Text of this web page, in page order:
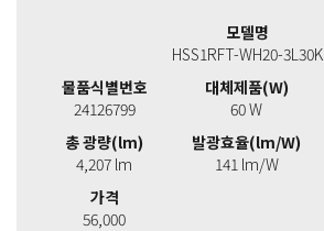
모델명
HSS1RFT-WH20-3L30K
물품식별번호
24126799
대체제품(W)
60 W
총 광량(lm)
4,207 lm
발광효율(lm/W)
141 lm/W
가격
56,000